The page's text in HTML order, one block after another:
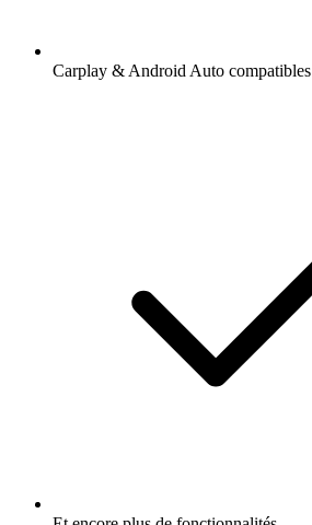
Carplay & Android Auto compatibles